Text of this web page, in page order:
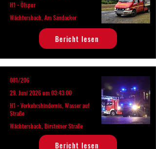
H1 - Ölspur
Wächtersbach, Am Sandacker
Bericht lesen
081/206
29. Juni 2026 um 03:43:00
H1 - Verkehrshindernis, Wasser auf
Straße
Wächtersbach, Birsteiner Straße
Bericht lesen